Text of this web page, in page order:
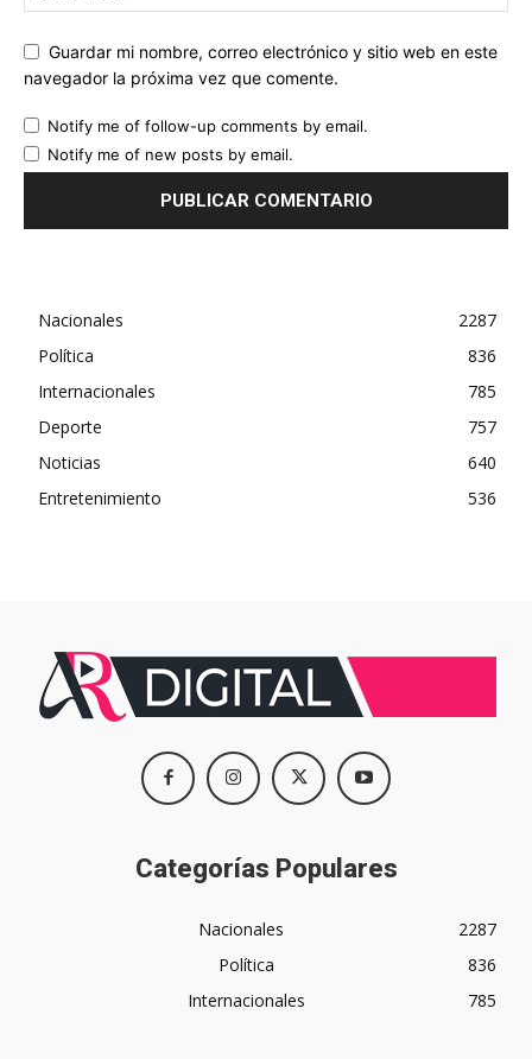
Guardar mi nombre, correo electrónico y sitio web en este
navegador la próxima vez que comente.
Notify me of follow-up comments by email.
Notify me of new posts by email.
Nacionales
2287
Política
836
Internacionales
785
Deporte
757
Noticias
640
Entretenimiento
536
Categorías Populares
Nacionales
2287
Política
836
Internacionales
785